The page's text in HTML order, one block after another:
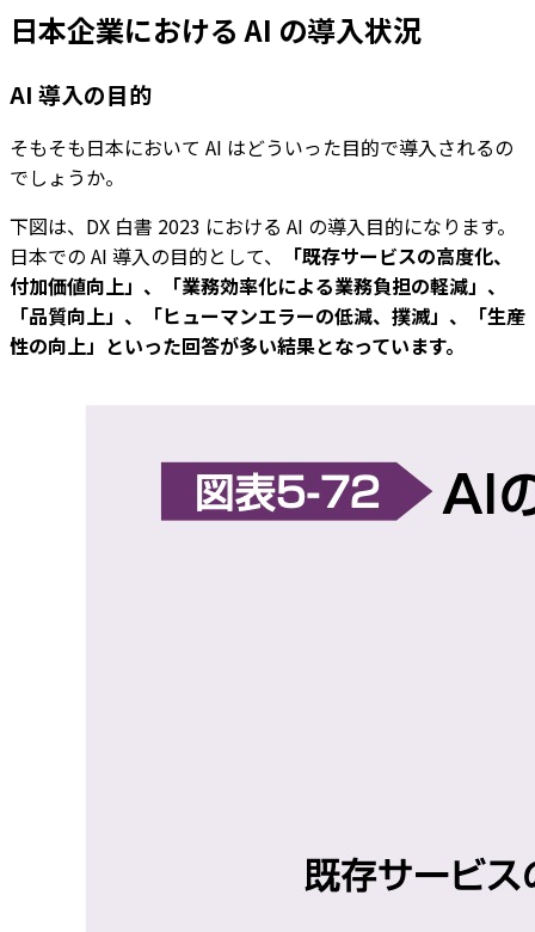
日本企業における AI の導入状況
AI 導入の目的
そもそも日本において AI はどういった目的で導入されるの
でしょうか。
下図は、DX 白書 2023 における AI の導入目的になります。
日本での AI 導入の目的として、
「既存サービスの高度化、
付加価値向上」、「業務効率化による業務負担の軽減」、
「品質向上」、「ヒューマンエラーの低減、撲滅」、「生産
性の向上」といった回答が多い結果となっています。